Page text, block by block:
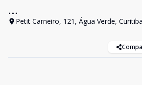
...
Petit Carneiro, 121, Água Verde,